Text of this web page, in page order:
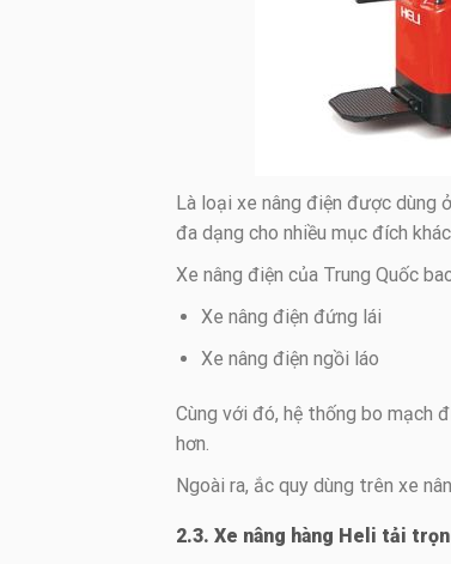
Là loại xe nâng điện được dùng
đa dạng cho nhiều mục đích khác
Xe nâng điện của Trung Quốc
Xe nâng điện đứng lái
Xe nâng điện ngồi láo
Cùng với đó, hệ thống bo mạch
hơn.
Ngoài ra, ắc quy dùng trên xe
2.3. Xe nâng hàng Heli tải